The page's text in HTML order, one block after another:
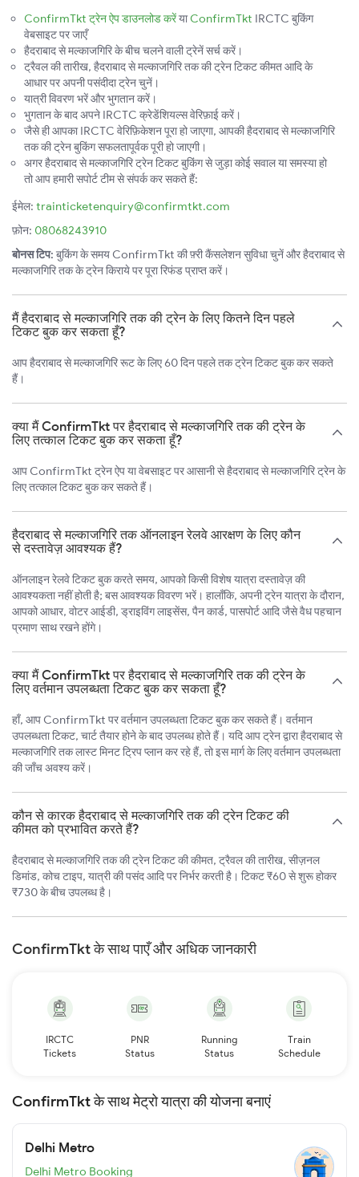
ConfirmTkt ट्रेन ऐप डाउनलोड करेंयाConfirmTkt IRCTC बुकिंग
वेबसाइट पर जाएँ
हैदराबाद से मल्काजगिरि के बीच चलने वाली ट्रेनें सर्च करें।
ट्रैवल की तारीख, हैदराबाद से मल्काजगिरि तक की ट्रेन टिकट कीमत आदि के
आधार पर अपनी पसंदीदा ट्रेन चुनें।
यात्री विवरण भरें और भुगतान करें।
भुगतान के बाद अपने IRCTC क्रेडेंशियल्स वेरिफ़ाई करें।
जैसे ही आपका IRCTC वेरिफ़िकेशन पूरा हो जाएगा, आपकी हैदराबाद से मल्काजगिरि
तक की ट्रेन बुकिंग सफलतापूर्वक पूरी हो जाएगी।
अगर हैदराबाद से मल्काजगिरि ट्रेन टिकट बुकिंग से जुड़ा कोई सवाल या समस्या हो
तो आप हमारी सपोर्ट टीम से संपर्क कर सकते हैं:
ईमेल: trainticketenquiry@confirmtkt.com
फ़ोन: 08068243910
बोनस टिप: बुकिंग के समय ConfirmTkt की फ़्री कैंसलेशन सुविधा चुनें और हैदराबाद से
मल्काजगिरि तक के ट्रेन किराये पर पूरा रिफंड प्राप्त करें।
मैं हैदराबाद से मल्काजगिरि तक की ट्रेन के लिए कितने दिन पहले
टिकट बुक कर सकता हूँ?
आप हैदराबाद से मल्काजगिरि रूट के लिए 60 दिन पहले तक ट्रेन टिकट बुक कर सकते
हैं।
क्या मैं ConfirmTkt पर हैदराबाद से मल्काजगिरि तक की ट्रेन के
लिए तत्काल टिकट बुक कर सकता हूँ?
आप ConfirmTkt ट्रेन ऐप या वेबसाइट पर आसानी से हैदराबाद से मल्काजगिरि ट्रेन के
लिए तत्काल टिकट बुक कर सकते हैं।
हैदराबाद से मल्काजगिरि तक ऑनलाइन रेलवे आरक्षण के लिए कौन
से दस्तावेज़ आवश्यक हैं?
ऑनलाइन रेलवे टिकट बुक करते समय, आपको किसी विशेष यात्रा दस्तावेज़ की
आवश्यकता नहीं होती है; बस आवश्यक विवरण भरें। हालाँकि, अपनी ट्रेन यात्रा के दौरान,
आपको आधार, वोटर आईडी, ड्राइविंग लाइसेंस, पैन कार्ड, पासपोर्ट आदि जैसे वैध पहचान
प्रमाण साथ रखने होंगे।
क्या मैं ConfirmTkt पर हैदराबाद से मल्काजगिरि तक की ट्रेन के
लिए वर्तमान उपलब्धता टिकट बुक कर सकता हूँ?
हाँ, आप ConfirmTkt पर वर्तमान उपलब्धता टिकट बुक कर सकते हैं। वर्तमान
उपलब्धता टिकट, चार्ट तैयार होने के बाद उपलब्ध होते हैं। यदि आप ट्रेन द्वारा हैदराबाद से
मल्काजगिरि तक लास्ट मिनट ट्रिप प्लान कर रहे हैं, तो इस मार्ग के लिए वर्तमान उपलब्धता
की जाँच अवश्य करें।
कौन से कारक हैदराबाद से मल्काजगिरि तक की ट्रेन टिकट की
कीमत को प्रभावित करते हैं?
हैदराबाद से मल्काजगिरि तक की ट्रेन टिकट की कीमत, ट्रैवल की तारीख, सीज़नल
डिमांड, कोच टाइप, यात्री की पसंद आदि पर निर्भर करती है। टिकट ₹60 से शुरू होकर
₹730 के बीच उपलब्ध है।
ConfirmTkt के साथ पाएँ और अधिक जानकारी
IRCTC
Tickets
PNR
Status
Running
Status
Train
Schedule
ConfirmTkt के साथ मेट्रो यात्रा की योजना बनाएं
Delhi Metro
Delhi Metro Booking